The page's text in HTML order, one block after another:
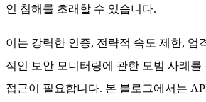
인 침해를 초래할 수 있습니다.
이는 강력한 인증, 전략적 속도 제한, 엄
적인 보안 모니터링에 관한 모범 사례를
접근이 필요합니다. 본 블로그에서는